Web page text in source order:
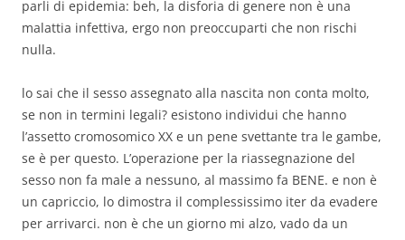
parli di epidemia: beh, la disforia di genere non è una
malattia infettiva, ergo non preoccuparti che non rischi
nulla.
lo sai che il sesso assegnato alla nascita non conta molto,
se non in termini legali? esistono individui che hanno
l’assetto cromosomico XX e un pene svettante tra le gambe,
se è per questo. L’operazione per la riassegnazione del
sesso non fa male a nessuno, al massimo fa BENE. e non è
un capriccio, lo dimostra il complessissimo iter da evadere
per arrivarci. non è che un giorno mi alzo, vado da un